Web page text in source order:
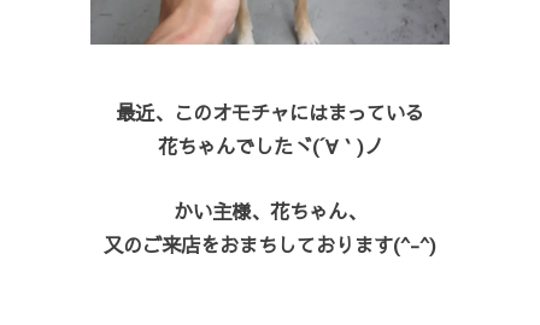
最近、このオモチャにはまっている
花ちゃんでしたヾ(´∀｀)ノ
かい主様、花ちゃん、
又のご来店をおまちしております(^-^)